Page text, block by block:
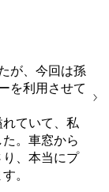
が、今回は孫
を利用させて
ていて、私
。車窓から
、本当にプ
。